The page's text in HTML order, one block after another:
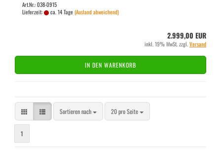
Art.Nr.: 038-0915
Lieferzeit:
ca. 14 Tage(Ausland abweichend)
2.999,00 EUR
inkl. 19% MwSt. zzgl.Versand
IN DEN WARENKORB
Sortieren nach
Sortieren nach 20 pro Seite
pro Seite
1